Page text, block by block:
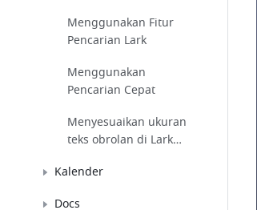
Menggunakan Fitur
Pencarian Lark
Menggunakan
Pencarian Cepat
Menyesuaikan ukuran
teks obrolan di Lark
Kalender
Docs